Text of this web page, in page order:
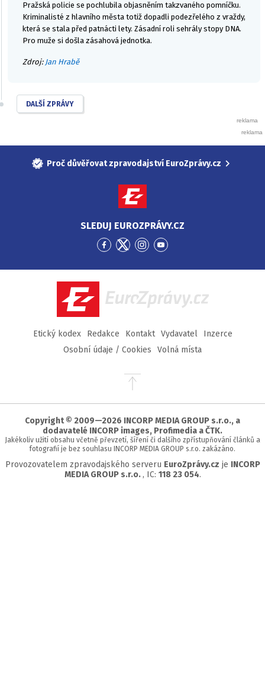
Pražská policie se pochlubila objasněním takzvaného pomníčku.
Kriminalisté z hlavního města totiž dopadli podezřelého z vraždy,
která se stala před patnácti lety. Zásadní roli sehrály stopy DNA.
Pro muže si došla zásahová jednotka.
Zdroj: Jan Hrabě
DALŠÍ ZPRÁVY
Proč důvěřovat zpravodajství EuroZprávy.cz
SLEDUJ EUROZPRÁVY.CZ
Přejít
Facebook
Přejít
Twitter
Přejít
Instagram
Přejít
YouTube
EuroZprávy.cz
Etický kodex Redakce Kontakt Vydavatel
Inzerce
Osobní údaje / Cookies
Volná místa
Přejít
stránky
Copyright © 2009—2026 INCORP MEDIA GROUP s.r.o., a
dodavatelé INCORP images, Profimedia a ČTK.
Jakékoliv užití obsahu včetně převzetí, šíření či dalšího zpřístupňování článků a
fotografií je bez souhlasu INCORP MEDIA GROUP s.r.o. zakázáno.
Provozovatelem zpravodajského serveru EuroZprávy.cz je INCORP
MEDIA GROUP s.r.o. , IC: 118 23 054.